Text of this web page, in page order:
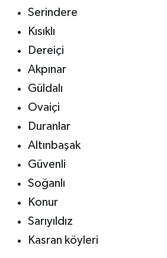
Serindere
Kısıklı
Dereiçi
Akpınar
Güldalı
Ovaiçi
Duranlar
Altınbaşak
Güvenli
Soğanlı
Konur
Sarıyıldız
Kasran köyleri